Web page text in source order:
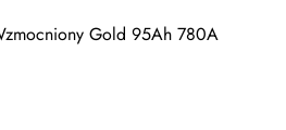
Gold 95Ah 780A